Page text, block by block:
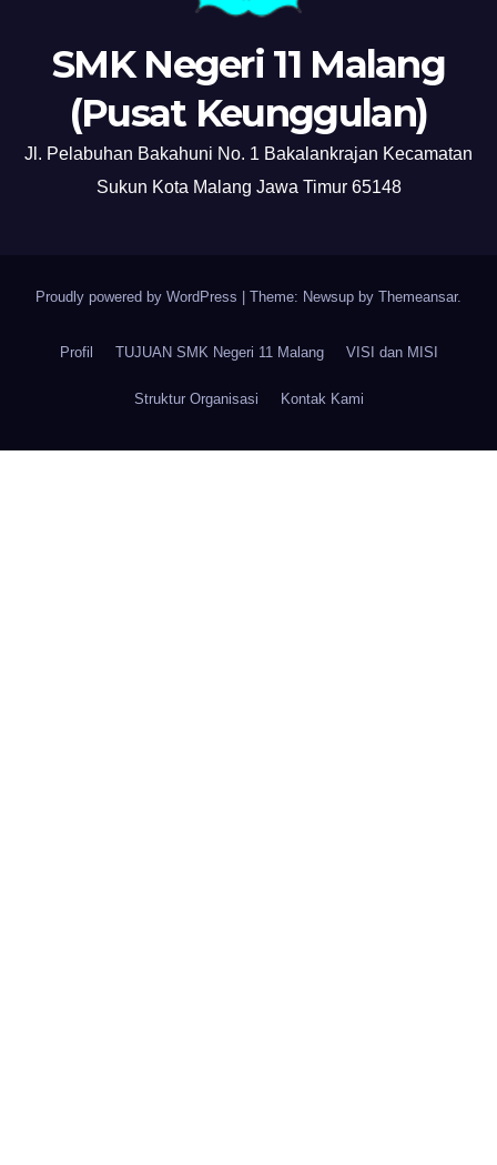
SMK Negeri 11 Malang
(Pusat Keunggulan)
Jl. Pelabuhan Bakahuni No. 1 Bakalankrajan Kecamatan
Sukun Kota Malang Jawa Timur 65148
Proudly powered by WordPress | Theme: Newsup by Themeansar.
Profil TUJUAN SMK Negeri 11 Malang VISI dan MISI
Struktur Organisasi Kontak Kami